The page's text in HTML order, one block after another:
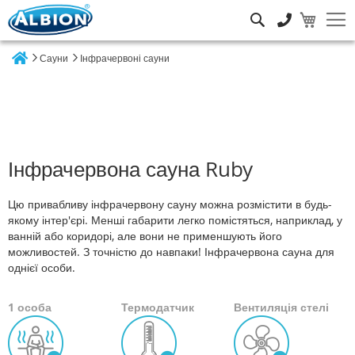
Сауни Інфрачервоні сауни
Інфрачервона сауна Ruby
Цю привабливу інфрачервону сауну можна розмістити в будь-
якому інтер'єрі. Менші габарити легко помістяться, наприклад, у
ванній або коридорі, але вони не применшують його
можливостей. З точністю до навпаки! Інфрачервона сауна для
однієї особи.
1 особа Термодатчик Вентиляція стелі